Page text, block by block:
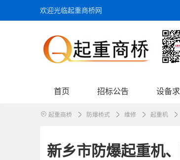
欢迎光临起重商桥网
首页 招标公告 设备
起重商桥 防爆桥式 维修 起重机
新乡市防爆起重机